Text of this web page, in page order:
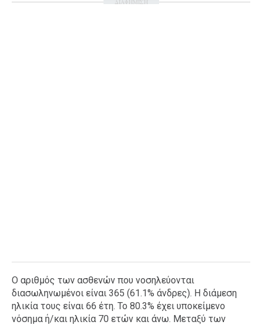
Σπίτι
Family
Ο αριθμός των ασθενών που νοσηλεύονται
διασωληνωμένοι είναι 365 (61.1% άνδρες). Η διάμεση
ηλικία τους είναι 66 έτη. To 80.3% έχει υποκείμενο
νόσημα ή/και ηλικία 70 ετών και άνω. Μεταξύ των